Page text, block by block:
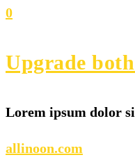
0
Upgrade
Lorem ipsum dolor
allinoon.com